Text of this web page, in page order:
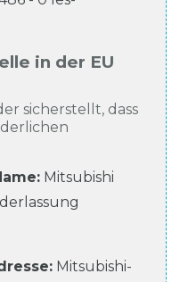
in der EU
sicherstellt, dass
: Mitsubishi
Mitsubishi-